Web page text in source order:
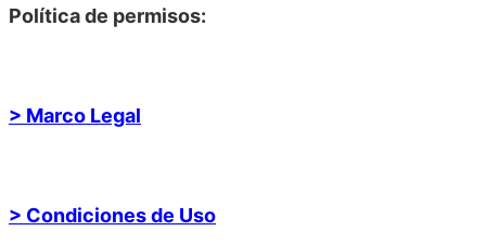
Política de permisos:
> Marco Legal
> Condiciones de Uso